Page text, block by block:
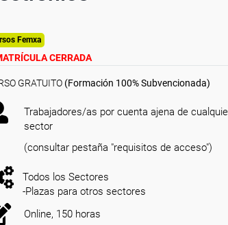
Femxa
CERRADA
GRATUITO (Formación 100% Subvencionada)
Trabajadores/as por cuenta ajena de
sector
(consultar pestaña "requisitos de acceso")
Todos los Sectores
-Plazas para otros sectores
Online, 150 horas